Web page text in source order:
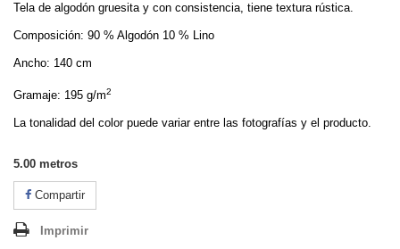
Tela de algodón gruesita y con consistencia, tiene textura rústica.
Composición: 90 % Algodón 10 % Lino
Ancho: 140 cm
Gramaje: 195 g/m2
La tonalidad del color puede variar entre las fotografías y el producto.
5.00 metros
Compartir
Imprimir